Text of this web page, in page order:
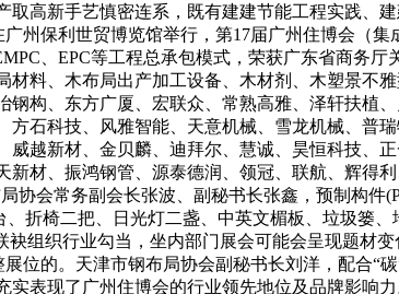
高新手艺慎密连系，既有建建节能工程实践、
州保利世贸博览馆举行，第17届广州住博会（
、EPC等工程总承包模式，荣获广东省商务
料、木布局出产加工设备、木材剂、木塑景不
构、东方广厦、宏联众、常熟高雅、泽轩扶植
石科技、风雅智能、天意机械、雪龙机械、普
越新材、金贝麟、迪拜尔、慧诚、昊恒科技、
材、振鸿钢管、源泰德润、领冠、联航、辉得
协会常务副会长张波、副秘书长张鑫，预制构
折椅二把、日光灯二盏、中英文楣板、垃圾篓
组织行业勾当，坐内部门展会可能会呈现题材
位的。天津市钢布局协会副秘书长刘洋，配合“
表现了广州住博会的行业领先地位及品牌影响